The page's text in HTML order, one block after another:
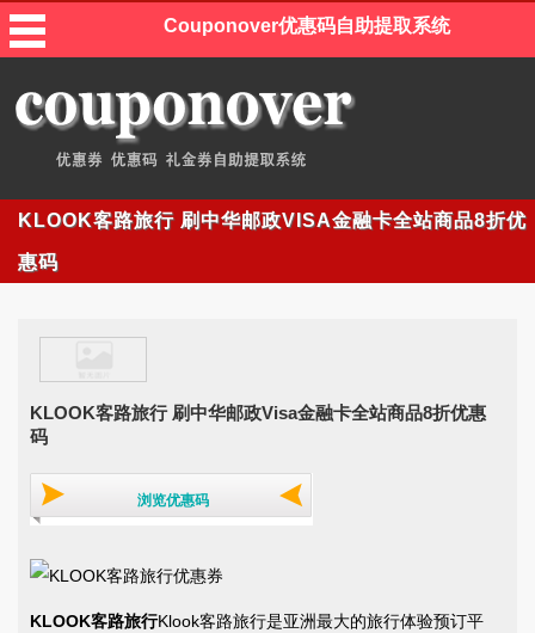
Couponover优惠码自助提取系统
KLOOK客路旅行 刷中华邮政VISA金融卡全站商品8折优
惠码
KLOOK客路旅行 刷中华邮政Visa金融卡全站商品8折优惠
码
浏览优惠码
KLOOK客路旅行Klook客路旅行是亚洲最大的旅行体验预订平